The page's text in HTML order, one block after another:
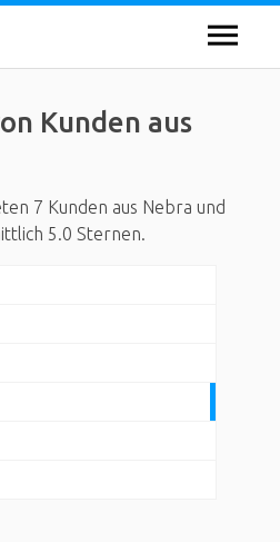
Kunden aus
7 Kunden aus Nebra und
5.0 Sternen.